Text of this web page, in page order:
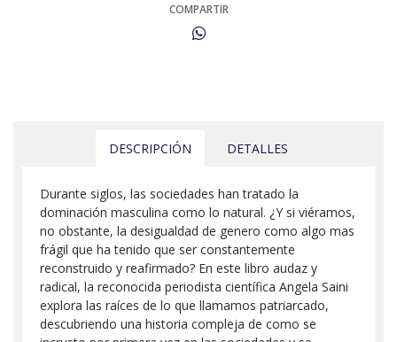
COMPARTIR
DESCRIPCIÓN DETALLES
Durante siglos, las sociedades han tratado la
dominación masculina como lo natural. ¿Y si viéramos,
no obstante, la desigualdad de genero como algo mas
frágil que ha tenido que ser constantemente
reconstruido y reafirmado? En este libro audaz y
radical, la reconocida periodista científica Angela Saini
explora las raíces de lo que llamamos patriarcado,
descubriendo una historia compleja de como se